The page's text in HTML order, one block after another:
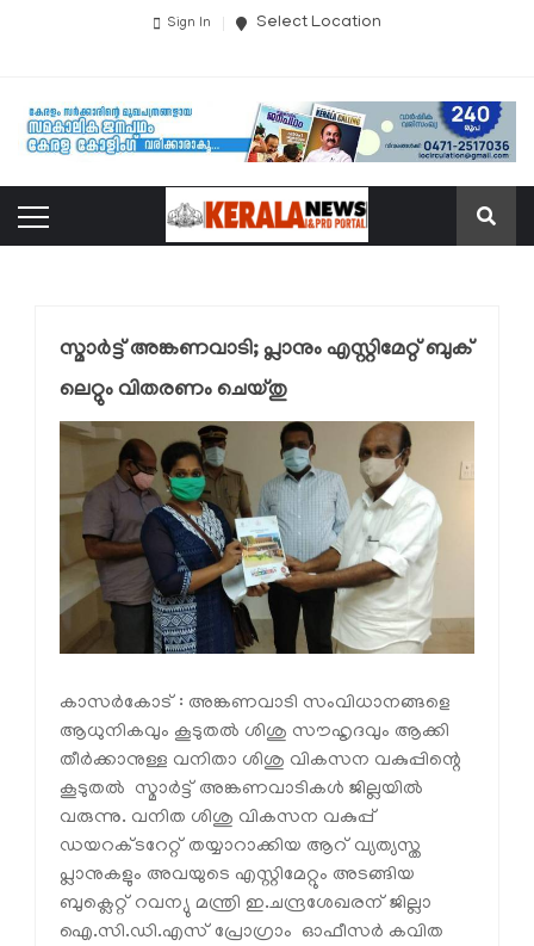
Sign In Select Location
സ്മാര്‍ട്ട് അങ്കണവാടി; പ്ലാനും എസ്റ്റിമേറ്റ് ബുക്
ലെറ്റും വിതരണം ചെയ്തു
കാസര്‍കോട് : അങ്കണവാടി സംവിധാനങ്ങളെ
ആധുനികവും കൂടുതല്‍ ശിശു സൗഹൃദവും ആക്കി
തീര്‍ക്കാനുള്ള വനിതാ ശിശു വികസന വകുപ്പിന്റെ
കൂടുതല്‍ സ്മാര്‍ട്ട് അങ്കണവാടികള്‍ ജില്ലയില്‍
വരുന്നു. വനിത ശിശു വികസന വകുപ്പ്
ഡയറക്ടറേറ്റ് തയ്യാറാക്കിയ ആറ് വ്യത്യസ്ത
പ്ലാനുകളും അവയുടെ എസ്റ്റിമേറ്റും അടങ്ങിയ
ബുക്ലെറ്റ് റവന്യു മന്ത്രി ഇ.ചന്ദ്രശേഖരന് ജില്ലാ
ഐ.സി.ഡി.എസ് പ്രോഗ്രാം ഓഫീസര്‍ കവിത